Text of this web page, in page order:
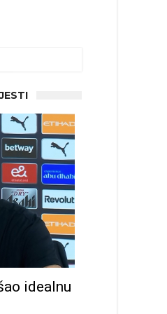
idealnu